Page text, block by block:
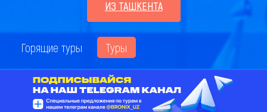
ИЗ ТАШКЕНТА
Горящие туры Туры